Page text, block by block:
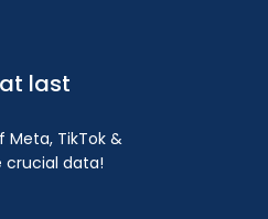
last
Meta, TikTok &
crucial data!